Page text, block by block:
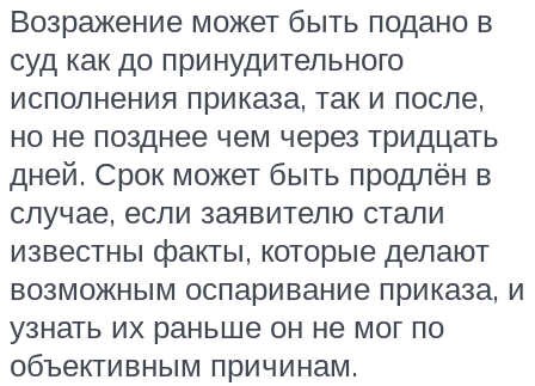
Возражение может быть подано в
суд как до принудительного
исполнения приказа, так и после,
но не позднее чем через тридцать
дней. Срок может быть продлён в
случае, если заявителю стали
известны факты, которые делают
возможным оспаривание приказа, и
узнать их раньше он не мог по
объективным причинам.